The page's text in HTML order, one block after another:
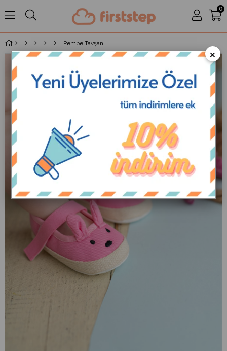
0
Pembe Tavşan Kız Bebek Cırtcırtlı Babet Patik
×